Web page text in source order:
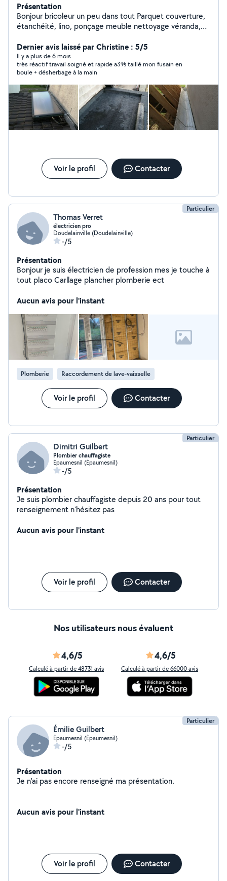
Présentation
Bonjour bricoleur un peu dans tout Parquet couverture,
étanchéité, lino, ponçage meuble nettoyage véranda,
Dernier avis laissé par Christine : 5/5
Il y a plus de 6 mois
très réactif travail soigné et rapide a3⅘ taillé mon fusain en
boule + désherbage à la main
Voir le profil Contacter
Particulier
Thomas Verret
électricien pro
Doudelainville (Doudelainville)
-/5
Présentation
Bonjour je suis électricien de profession mes je touche à
tout placo Carllage plancher plomberie ect
Aucun avis pour l'instant
Plomberie Raccordement de lave-vaisselle
Voir le profil Contacter
Particulier
Dimitri Guilbert
Plombier chauffagiste
Épaumesnil (Épaumesnil)
-/5
Présentation
Je suis plombier chauffagiste depuis 20 ans pour tout
renseignement n'hésitez pas
Aucun avis pour l'instant
Voir le profil Contacter
Nos utilisateurs nous évaluent
4,6/5
Calculé à partir de 48731 avis
4,6/5
Calculé à partir de 66000 avis
Particulier
Émilie Guilbert
Épaumesnil (Épaumesnil)
-/5
Présentation
Je n'ai pas encore renseigné ma présentation.
Aucun avis pour l'instant
Voir le profil Contacter